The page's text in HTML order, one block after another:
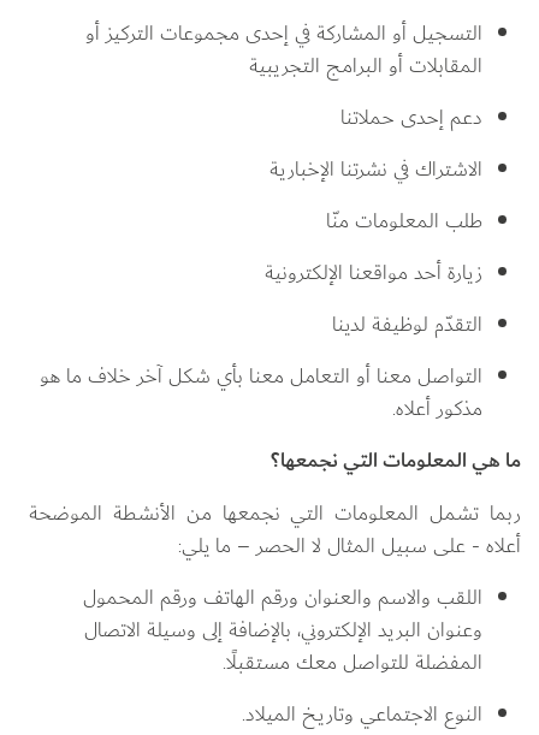
التسجيل أو المشاركة في إحدى مجموعات التركيز أو
المقابلات أو البرامج التجريبية
دعم إحدى حملاتنا
الاشتراك في نشرتنا الإخبارية
طلب المعلومات منّا
زيارة أحد مواقعنا الإلكترونية
التقدّم لوظيفة لدينا
التواصل معنا أو التعامل معنا بأي شكل آخر خلاف ما هو
مذكور أعلاه.
ما هي المعلومات التي نجمعها؟
ربما تشمل المعلومات التي نجمعها من الأنشطة الموضحة
أعلاه - على سبيل المثال لا الحصر – ما يلي:
اللقب والاسم والعنوان ورقم الهاتف ورقم المحمول
وعنوان البريد الإلكتروني، بالإضافة إلى وسيلة الاتصال
المفضلة للتواصل معك مستقبلًا.
النوع الاجتماعي وتاريخ الميلاد.